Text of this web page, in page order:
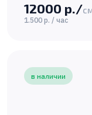
12000 р./
1.500 р. / час
в наличии